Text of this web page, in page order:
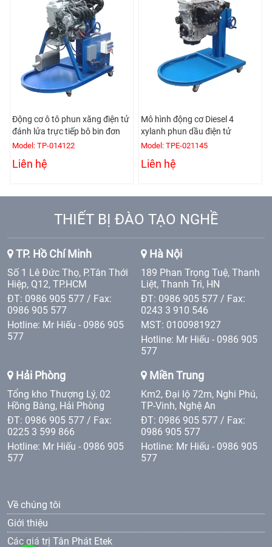
Động cơ ô tô phun xăng điện tử
đánh lửa trực tiếp bô bin đơn
Model: TP-014122
Liên hệ
Mô hình động cơ Diesel 4
xylanh phun dầu điện tử
Model: TPE-021145
Liên hệ
THIẾT BỊ ĐÀO TẠO NGHỀ
TP. Hồ Chí Minh
Số 1 Lê Đức Thọ, P.Tân Thới
Hiệp, Q12, TP.HCM
ĐT: 0986 905 577 / Fax:
0986 905 577
Hotline: Mr Hiếu - 0986 905
577
Hà Nội
189 Phan Trọng Tuệ, Thanh
Liệt, Thanh Trì, HN
ĐT: 0986 905 577 / Fax:
0243 3 910 546
MST: 0100981927
Hotline: Mr Hiếu - 0986 905
577
Hải Phòng
Tổng kho Thượng Lý, 02
Hồng Bàng, Hải Phòng
ĐT: 0986 905 577 / Fax:
0225 3 599 866
Hotline: Mr Hiếu - 0986 905
577
Miền Trung
Km2, Đại lộ 72m, Nghi Phú,
TP-Vinh, Nghệ An
ĐT: 0986 905 577 / Fax:
0986 905 577
Hotline: Mr Hiếu - 0986 905
577
Về chúng tôi
Giới thiệu
Các giá trị Tân Phát Etek